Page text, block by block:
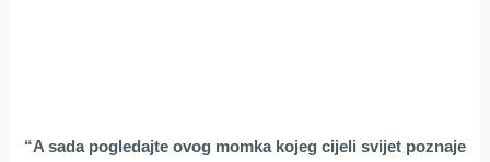
“A sada pogledajte ovog momka kojeg cijeli svijet poznaje